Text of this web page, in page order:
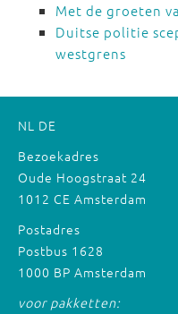
Met de groeten
Duitse politie
westgrens
NL DE
Bezoekadres
Oude Hoogstraat 24
1012 CE Amsterdam
Postadres
Postbus 1628
1000 BP Amsterdam
voor pakketten: